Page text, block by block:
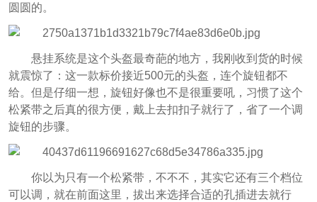
圆圆的。
悬挂系统是这个头盔最奇葩的地方，我刚收到货的时候
就震惊了：这一款标价接近500元的头盔，连个旋钮都不
给。但是仔细一想，旋钮好像也不是很重要吼，习惯了这个
松紧带之后真的很方便，戴上去扣扣子就行了，省了一个调
旋钮的步骤。
你以为只有一个松紧带，不不不，其实它还有三个档位
可以调，就在前面这里，拔出来选择合适的孔插进去就行